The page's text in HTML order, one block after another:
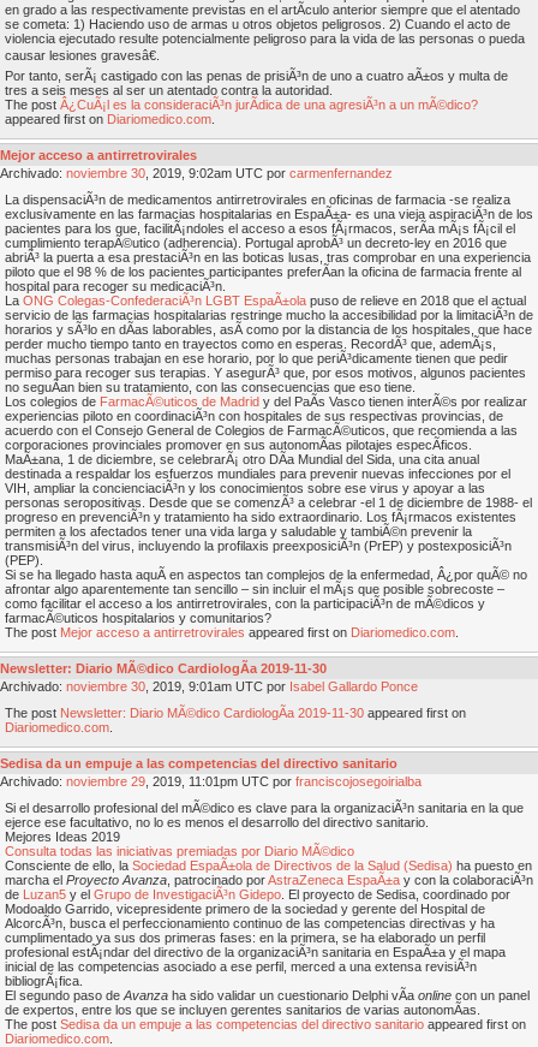
en grado a las respectivamente previstas en el artÃ­culo anterior siempre que el atentado
se cometa: 1) Haciendo uso de armas u otros objetos peligrosos. 2) Cuando el acto de
violencia ejecutado resulte potencialmente peligroso para la vida de las personas o pueda
causar lesiones gravesâ€.
Por tanto, serÃ¡ castigado con las penas de prisiÃ³n de uno a cuatro aÃ±os y multa de
tres a seis meses al ser un atentado contra la autoridad.
The post Â¿CuÃ¡l es la consideraciÃ³n jurÃ­dica de una agresiÃ³n a un mÃ©dico?
appeared first on Diariomedico.com
Mejor acceso a antirretrovirales
Archivado: noviembre 30 , 2019, 9:02am UTC por carmenfernandez
La dispensaciÃ³n de medicamentos antirretrovirales en oficinas de farmacia -se realiza
exclusivamente en las farmacias hospitalarias en EspaÃ±a- es una vieja aspiraciÃ³n de los
pacientes para los que, facilitÃ¡ndoles el acceso a esos fÃ¡rmacos, serÃ­a mÃ¡s fÃ¡cil el
cumplimiento terapÃ©utico (adherencia). Portugal aprobÃ³ un decreto-ley en 2016 que
abriÃ³ la puerta a esa prestaciÃ³n en las boticas lusas, tras comprobar en una experiencia
piloto que el 98 % de los pacientes participantes preferÃ­an la oficina de farmacia frente al
hospital para recoger su medicaciÃ³n.
La ONG Colegas-ConfederaciÃ³n LGBT EspaÃ±ola puso de relieve en 2018 que el actual
servicio de las farmacias hospitalarias restringe mucho la accesibilidad por la limitaciÃ³n de
horarios y sÃ³lo en dÃ­as laborables, asÃ­ como por la distancia de los hospitales, que hace
perder mucho tiempo tanto en trayectos como en esperas. RecordÃ³ que, ademÃ¡s,
muchas personas trabajan en ese horario, por lo que periÃ³dicamente tienen que pedir
permiso para recoger sus terapias. Y asegurÃ³ que, por esos motivos, algunos pacientes
no seguÃ­an bien su tratamiento, con las consecuencias que eso tiene.
Los colegios de FarmacÃ©uticos de Madrid y del PaÃ­s Vasco tienen interÃ©s por realizar
experiencias piloto en coordinaciÃ³n con hospitales de sus respectivas provincias, de
acuerdo con el Consejo General de Colegios de FarmacÃ©uticos, que recomienda a las
corporaciones provinciales promover en sus autonomÃ­as pilotajes especÃ­ficos.
MaÃ±ana, 1 de diciembre, se celebrarÃ¡ otro DÃ­a Mundial del Sida, una cita anual
destinada a respaldar los esfuerzos mundiales para prevenir nuevas infecciones por el
VIH, ampliar la concienciaciÃ³n y los conocimientos sobre ese virus y apoyar a las
personas seropositivas. Desde que se comenzÃ³ a celebrar -el 1 de diciembre de 1988- el
progreso en prevenciÃ³n y tratamiento ha sido extraordinario. Los fÃ¡rmacos existentes
permiten a los afectados tener una vida larga y saludable y tambiÃ©n prevenir la
transmisiÃ³n del virus, incluyendo la profilaxis preexposiciÃ³n (PrEP) y postexposiciÃ³n
(PEP).
Si se ha llegado hasta aquÃ­ en aspectos tan complejos de la enfermedad, Â¿por quÃ© no
afrontar algo aparentemente tan sencillo – sin incluir el mÃ¡s que posible sobrecoste –
como facilitar el acceso a los antirretrovirales, con la participaciÃ³n de mÃ©dicos y
farmacÃ©uticos hospitalarios y comunitarios?
The post Mejor acceso a antirretrovirales appeared first on Diariomedico.com
Newsletter: Diario MÃ©dico CardiologÃ­a 2019-11-30
Archivado: noviembre 30 , 2019, 9:01am UTC por Isabel Gallardo Ponce
The post Newsletter: Diario MÃ©dico CardiologÃ­a 2019-11-30 appeared first on
Diariomedico.com
Sedisa da un empuje a las competencias del directivo sanitario
Archivado: noviembre 29 , 2019, 11:01pm UTC por franciscojosegoirialba
Si el desarrollo profesional del mÃ©dico es clave para la organizaciÃ³n sanitaria en la que
ejerce ese facultativo, no lo es menos el desarrollo del directivo sanitario.
Mejores Ideas 2019
Consulta todas las iniciativas premiadas por Diario MÃ©dico
Consciente de ello, la Sociedad EspaÃ±ola de Directivos de la Salud (Sedisa) ha puesto en
marcha el Proyecto Avanza , patrocinado porAstraZeneca EspaÃ±a y con la colaboraciÃ³n
de Luzan5 y el Grupo de InvestigaciÃ³n Gidepo . El proyecto de Sedisa, coordinado por
Modoaldo Garrido, vicepresidente primero de la sociedad y gerente del Hospital de
AlcorcÃ³n, busca el perfeccionamiento continuo de las competencias directivas y ha
cumplimentado ya sus dos primeras fases: en la primera, se ha elaborado un perfil
profesional estÃ¡ndar del directivo de la organizaciÃ³n sanitaria en EspaÃ±a y el mapa
inicial de las competencias asociado a ese perfil, merced a una extensa revisiÃ³n
bibliogrÃ¡fica.
El segundo paso de Avanza ha sido validar un cuestionario Delphi vÃ­a online con un panel
de expertos, entre los que se incluyen gerentes sanitarios de varias autonomÃ­as.
The post Sedisa da un empuje a las competencias del directivo sanitario appeared first on
Diariomedico.com